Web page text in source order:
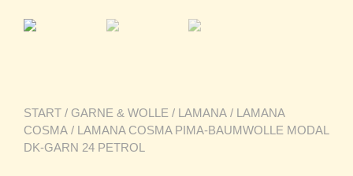
START / GARNE & WOLLE / LAMANA / LAMANA
COSMA / LAMANA COSMA PIMA-BAUMWOLLE MODAL
DK-GARN 24 PETROL